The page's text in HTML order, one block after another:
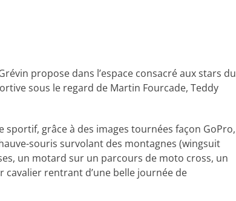
propose dans l’espace consacré aux stars du
sous le regard de Martin Fourcade, Teddy
grâce à des images tournées façon GoPro,
souris survolant des montagnes (wingsuit
un motard sur un parcours de moto cross, un
rentrant d’une belle journée de